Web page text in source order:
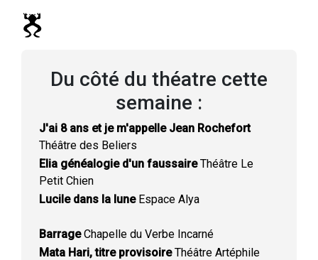
Du côté du théatre cette
semaine :
J'ai 8 ans et je m'appelle Jean Rochefort
Théâtre des Beliers
Elia généalogie d'un faussaireThéâtre Le
Petit Chien
Lucile dans la luneEspace Alya
BarrageChapelle du Verbe Incarné
Mata Hari, titre provisoireThéâtre Artéphile